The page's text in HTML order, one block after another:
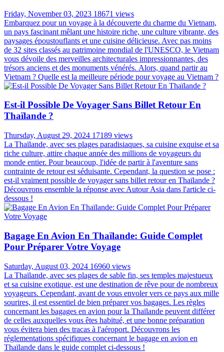
Friday, November 03, 2023 18671 views
Embarquez pour un voyage à la découverte du charme du Vietnam,
un pays fascinant mêlant une histoire riche, une culture vibrante, des
paysages époustouflants et une cuisine délicieuse. Avec pas moins
de 32 sites classés au patrimoine mondial de l'UNESCO, le Vietnam
vous dévoile des merveilles architecturales impressionnantes, des
trésors anciens et des monuments vénérés. Alors, quand partir au
Vietnam ? Quelle est la meilleure période pour voyage au Vietnam ?
Est-il Possible De Voyager Sans Billet Retour En
Thaïlande ?
Thursday, August 29, 2024 17189 views
La Thaïlande, avec ses plages paradisiaques, sa cuisine exquise et sa
riche culture, attire chaque année des millions de voyageurs du
monde entier. Pour beaucoup, l'idée de partir à l'aventure sans
contrainte de retour est séduisante. Cependant, la question se pose :
est-il vraiment possible de voyager sans billet retour en Thaïlande ?
Découvrons ensemble la réponse avec Autour Asia dans l'article ci-
dessous !
Bagage En Avion En Thaïlande: Guide Complet
Pour Préparer Votre Voyage
Saturday, August 03, 2024 16960 views
La Thaïlande, avec ses plages de sable fin, ses temples majestueux
et sa cuisine exotique, est une destination de rêve pour de nombreux
voyageurs. Cependant, avant de vous envoler vers ce pays aux mille
sourires, il est essentiel de bien préparer vos bagages. Les règles
concernant les bagages en avion pour la Thaïlande peuvent différer
de celles auxquelles vous êtes habitué, et une bonne préparation
vous évitera bien des tracas à l'aéroport. Découvrons les
réglementations spécifiques concernant le bagage en avion en
Thaïlande dans le guide complet ci-dessous !